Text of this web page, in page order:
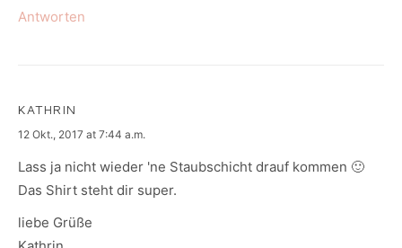
Antworten
KATHRIN
says:
12 Okt., 2017 at 7:44 a.m.
Lass ja nicht wieder 'ne Staubschicht drauf kommen 🙂
Das Shirt steht dir super.
liebe Grüße